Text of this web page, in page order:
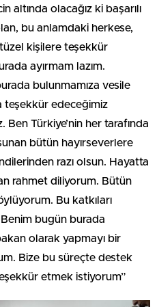
altında olacağız ki başarılı
bu anlamdaki herkese,
kişilere teşekkür
ayırmam lazım.
bulunmamıza vesile
teşekkür edeceğimiz
Ben Türkiye’nin her tarafında
bütün hayırseverlere
razı olsun. Hayatta
rahmet diliyorum. Bütün
Bu katkıları
bugün burada
olarak yapmayı bir
Bize bu süreçte destek
etmek istiyorum”